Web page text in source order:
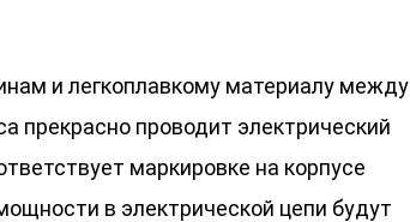
и легкоплавкому материалу между
прекрасно проводит электрический
маркировке на корпусе
в электрической цепи будут